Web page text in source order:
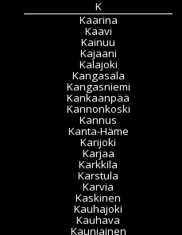
K
Kaarina
Kaavi
Kainuu
Kajaani
Kalajoki
Kangasala
Kangasniemi
Kankaanpää
Kannonkoski
Kannus
Kanta-Häme
Karijoki
Karjaa
Karkkila
Karstula
Karvia
Kaskinen
Kauhajoki
Kauhava
Kauniainen